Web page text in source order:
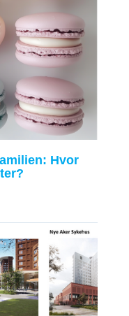
Hvor